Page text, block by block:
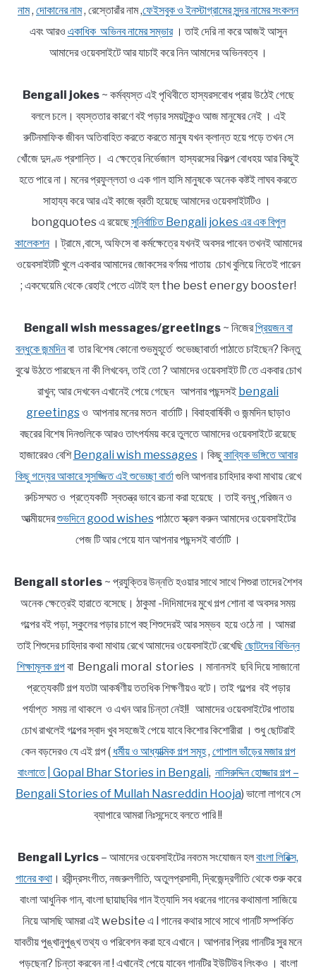
নাম, দোকানের নাম, রেস্তোরাঁর নাম ,ফেইসবুক ও ইনস্টাগ্রামের সুন্দর নামের সংকলন
এবং আরও একাধিক অভিনব নামের সম্ভার। তাই দেরি না করে আজই আসুন
আমাদের ওয়েবসাইটে আর যাচাই করে নিন আমাদের অভিনবত্ব ।
Bengali jokes~ কর্মব্যস্ত এই পৃথিবীতে হাস্যরসবোধ প্রায় উঠেই গেছে
বললে চলে। ব্যস্ততার কারণে বই পড়ার সময়টুকুও আজ মানুষের নেই । এই
রুটিনমাফিক জীবন অতিবাহিত করতে করতে মানুষ যখন ক্লান্ত হয়ে পড়ে তখন সে
খোঁজে দুদণ্ড প্রশান্তি। এ ক্ষেত্রে নির্ভেজাল হাস্যরসের বিকল্প বোধহয় আর কিছুই
হতে পারে না। মনের প্রফুল্লতা ও এক গাল হাসি মানুষকে অনেক কষ্টই লাঘব করতে
সাহায্য করে আর এই কাজে ব্রতী হয়েছে আমাদের ওয়েবসাইটটিও ।
bongquotes এ রয়েছেসুনির্বাচিত Bengali jokes এর এক বিপুল
কালেকশন। ট্রামে ,বাসে, অফিসে বা কর্মক্ষেত্রে যখনই অবসর পাবেন তখনই আমাদের
ওয়েবসাইটটি খুলে একবার আমাদের জোকসের বর্ণময় পাতায় চোখ বুলিয়ে নিতেই পারেন
; একঘেয়েমি থেকে রেহাই পেতে এটাই হল the best energy booster!
Bengali wish messages/greetings~ নিজেরপ্রিয়জন বা
বন্ধুকে জন্মদিনবা তার বিশেষ কোনো শুভমুহূর্তে শুভেচ্ছাবার্তা পাঠাতে চাইছেন? কিন্তু
বুঝে উঠতে পারছেন না কী লিখবেন, তাই তো ? আমাদের ওয়েবসাইট টি তে একবার চোখ
রাখুন; আর দেখবেন এখানেই পেয়ে গেছেন আপনার পছন্দসই bengali
greetingsও আপনার মনের মতন বার্তাটি। বিবাহবার্ষিকী ও জন্মদিন ছাড়াও
বছরের বিশেষ দিনগুলিকে আরও তাৎপর্যময় করে তুলতে আমাদের ওয়েবসাইটে রয়েছে
হাজারেরও বেশিBengali wish messages। কিছুকাব্যিক ভঙ্গিতে আবার
কিছু গদ্যের আকারে সুসজ্জিত এই শুভেচ্ছা বার্তাগুলি আপনার চাহিদার কথা মাথায় রেখে
রুচিসম্মত ও প্রত্যেকটি স্বতন্ত্র ভাবে রচনা করা হয়েছে । তাই বন্ধু ,পরিজন ও
আত্মীয়দেরশুভদিনে good wishesপাঠাতে স্ক্রল করুন আমাদের ওয়েবসাইটের
পেজ টি আর পেয়ে যান আপনার পছন্দসই বার্তাটি ।
Bengali stories ~ প্রযুক্তির উন্নতি হওয়ার সাথে সাথে শিশুরা তাদের শৈশব
অনেক ক্ষেত্রেই হারাতে বসেছে। ঠাকুমা -দিদিমাদের মুখে গল্প শোনা বা অবসর সময়
গল্পের বই পড়া, স্কুলের পড়ার চাপে বহু শিশুদেরই আর সম্ভব হয়ে ওঠে না । আমরা
তাই শিশুদের চাহিদার কথা মাথায় রেখে আমাদের ওয়েবসাইটে রেখেছিছোটদের বিভিন্ন
শিক্ষামূলক গল্পবা Bengali moral stories । মানানসই ছবি দিয়ে সাজানো
প্রত্যেকটি গল্প যতটা আকর্ষণীয় ততধিক শিক্ষণীয়ও বটে। তাই গল্পের বই পড়ার
পর্যাপ্ত সময় না থাকলে ও এখন আর চিন্তা নেই!! আমাদের ওয়েবসাইটের পাতায়
চোখ রাখলেই গল্পের স্বাদ খুব সহজেই পেয়ে যাবে কিশোর কিশোরীরা । শুধু ছোটরাই
কেন বড়দেরও যে এই গল্প ( ধর্মীয় ও আধ্যাত্মিক গল্প সমূহ, গোপাল ভাঁড়ের মজার গল্প
বাংলাতে | Gopal Bhar Stories in Bengali, নাসিরুদ্দিন হোজ্জার গল্প –
Bengali Stories of Mullah Nasreddin Hooja) ভালো লাগবে সে
ব্যাপারে আমরা নিঃসন্দেহে বলতে পারি !!
Bengali Lyrics – আমাদের ওয়েবসাইটের নবতম সংযোজন হলবাংলা লিরিক্স,
গানের কথা। রবীন্দ্রসংগীত, নজরুলগীতি, অতুলপ্রসাদী, দ্বিজেন্দ্রগীতি থেকে শুরু করে
বাংলা আধুনিক গান, বাংলা ছায়াছবির গান ইত্যাদি সব ধরনের গানের কথামালা সাজিয়ে
নিয়ে আসছি আমরা এই website এ l গানের কথার সাথে সাথে গানটি সম্পর্কিত
যাবতীয় পুঙ্খানুপুঙ্খ তথ্য ও পরিবেশন করা হবে এখানে। আপনার প্রিয় গানটির সুর মনে
পড়ছেনা? চিন্তা করবেন না ! এখানেই পেয়ে যাবেন গানটির ইউটিউব লিংকও । বাংলা